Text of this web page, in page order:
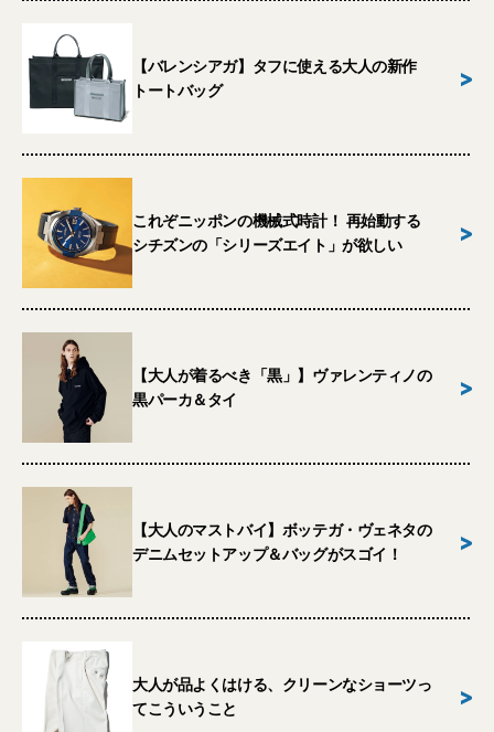
【バレンシアガ】タフに使える大人の新作
トートバッグ
>
これぞニッポンの機械式時計！ 再始動する
シチズンの「シリーズエイト」が欲しい
>
【大人が着るべき「黒」】ヴァレンティノの
黒パーカ＆タイ
>
【大人のマストバイ】ボッテガ・ヴェネタの
デニムセットアップ＆バッグがスゴイ！
>
大人が品よくはける、クリーンなショーツっ
てこういうこと
>